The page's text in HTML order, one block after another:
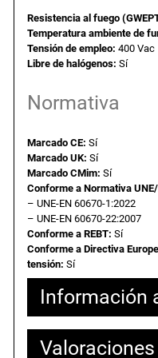
0
€
Resistencia al fuego
Temperatura ambiente de
Tensión de empleo: 400 Vac
Libre de halógenos: Sí
Normativa
Marcado CE: Sí
Marcado UK: Sí
Marcado CMim: Sí
Conforme a Normativa
– UNE-EN 60670-1:2022
– UNE-EN 60670-22:2007
Conforme a REBT: Sí
Conforme a Directiva
tensión: Sí
Información
Atributos Valor
Peso
Valoraciones